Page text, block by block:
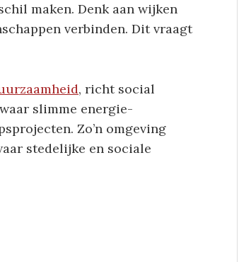
maken. Denk aan wijken
verbinden. Dit vraagt
, richt social
slimme energie-
Zo’n omgeving
stedelijke en sociale